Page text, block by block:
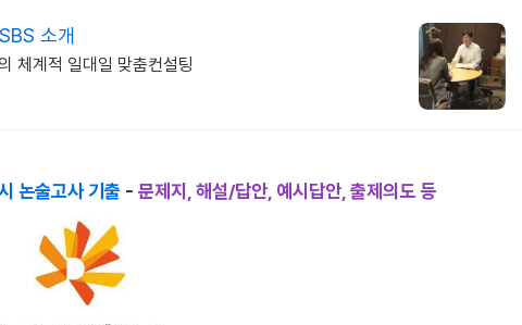
소개
체계적 일대일 맞춤컨설팅
논술고사 기출 - 문제지, 해설/답안, 예시답안, 출제의도 등